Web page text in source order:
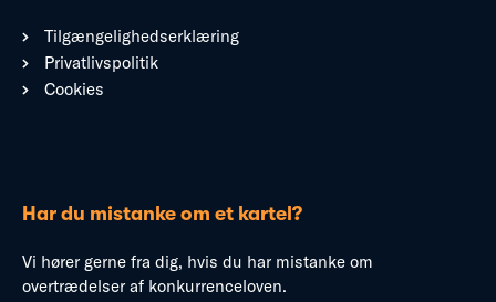
Tilgængelighedserklæring
Privatlivspolitik
Cookies
Har du mistanke om et kartel?
Vi hører gerne fra dig, hvis du har mistanke om
overtrædelser af konkurrenceloven.